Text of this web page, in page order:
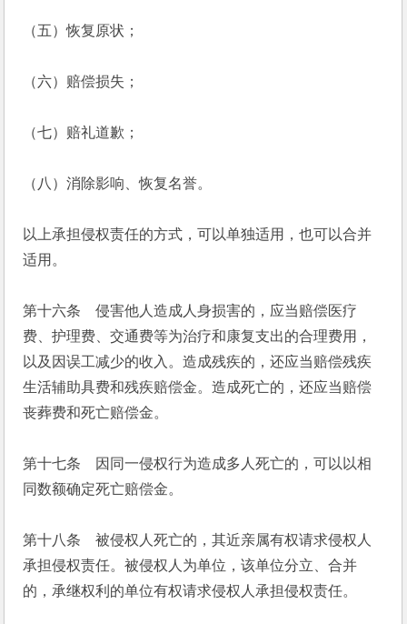
（五）恢复原状；
（六）赔偿损失；
（七）赔礼道歉；
（八）消除影响、恢复名誉。
以上承担侵权责任的方式，可以单独适用，也可以合并
适用。
第十六条　侵害他人造成人身损害的，应当赔偿医疗
费、护理费、交通费等为治疗和康复支出的合理费用，
以及因误工减少的收入。造成残疾的，还应当赔偿残疾
生活辅助具费和残疾赔偿金。造成死亡的，还应当赔偿
丧葬费和死亡赔偿金。
第十七条　因同一侵权行为造成多人死亡的，可以以相
同数额确定死亡赔偿金。
第十八条　被侵权人死亡的，其近亲属有权请求侵权人
承担侵权责任。被侵权人为单位，该单位分立、合并
的，承继权利的单位有权请求侵权人承担侵权责任。